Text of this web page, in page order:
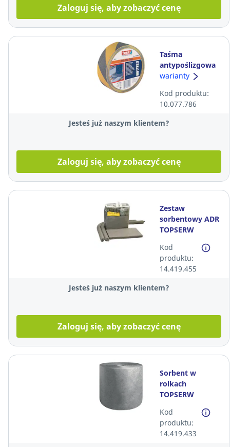
Zaloguj się, aby zobaczyć cenę
Taśma
antypoślizgowa
Tesa®
mm x 15 m,
żółto-czarna
warianty
Kod produktu:
10.077.786
Jesteś już naszym klientem?
Zaloguj się, aby zobaczyć cenę
Zestaw
sorbentowy ADR
TOPSERW
szary
Kod
produktu:
14.419.455
Jesteś już naszym klientem?
Zaloguj się, aby zobaczyć cenę
Sorbent w
rolkach
TOPSERW
szary, 2 rolki
Kod
produktu:
14.419.433